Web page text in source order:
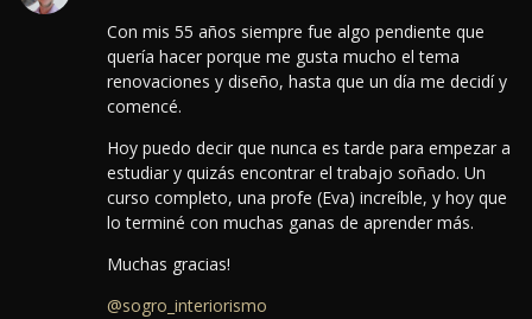
Con mis 55 años siempre fue algo pendiente que
quería hacer porque me gusta mucho el tema
renovaciones y diseño, hasta que un día me decidí y
comencé.
Hoy puedo decir que nunca es tarde para empezar a
estudiar y quizás encontrar el trabajo soñado. Un
curso completo, una profe (Eva) increíble, y hoy que
lo terminé con muchas ganas de aprender más.
Muchas gracias!
@sogro_interiorismo